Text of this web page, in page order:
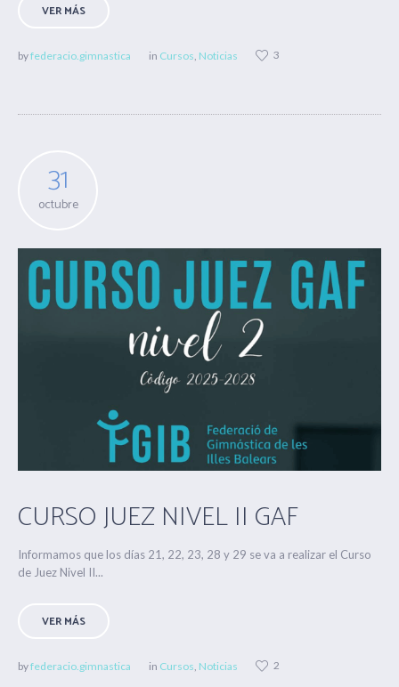
VER MÁS
byfederacio.gimnastica in Cursos, Noticias 3
31
octubre
CURSO JUEZ NIVEL II GAF
Informamos que los días 21, 22, 23, 28 y 29 se va a realizar el Curso
de Juez Nivel II...
VER MÁS
byfederacio.gimnastica in Cursos Noticias 2